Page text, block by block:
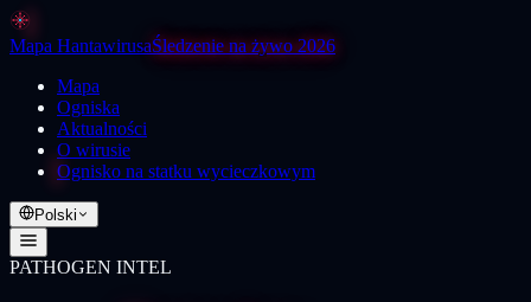
Mapa HantawirusaŚledzenie na żywo 2026
Mapa
Ogniska
Aktualności
O wirusie
Ognisko na statku wycieczkowym
Polski
PATHOGEN INTEL